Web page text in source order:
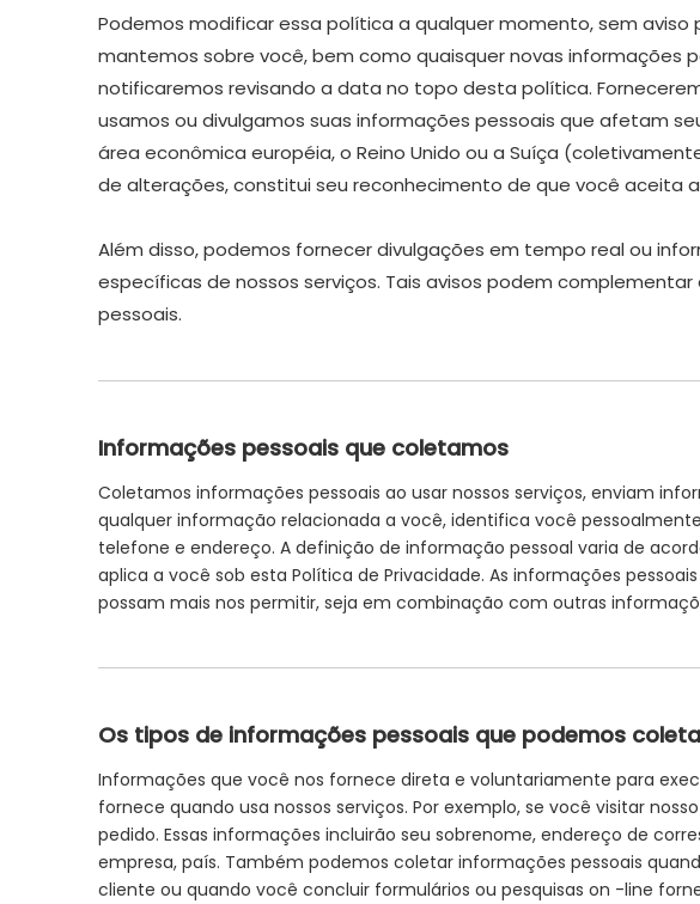
Podemos modificar essa política a qualquer momento, sem
mantemos sobre você, bem como quaisquer novas informações
notificaremos revisando a data no topo desta política.
usamos ou divulgamos suas informações pessoais que afetam
área econômica européia, o Reino Unido ou a Suíça
de alterações, constitui seu reconhecimento de que você aceita
Além disso, podemos fornecer divulgações em tempo real ou
específicas de nossos serviços. Tais avisos podem
pessoais.
Informações pessoais que coletamos
Coletamos informações pessoais ao usar nossos serviços, enviam
qualquer informação relacionada a você, identifica você
telefone e endereço. A definição de informação pessoal varia de
aplica a você sob esta Política de Privacidade. As informações
possam mais nos permitir, seja em combinação com outras
Os tipos de informações pessoais que podemos
Informações que você nos fornece direta e voluntariamente para
fornece quando usa nossos serviços. Por exemplo, se você visitar
pedido. Essas informações incluirão seu sobrenome, endereço de
empresa, país. Também podemos coletar informações pessoais
cliente ou quando você concluir formulários ou pesquisas on -line